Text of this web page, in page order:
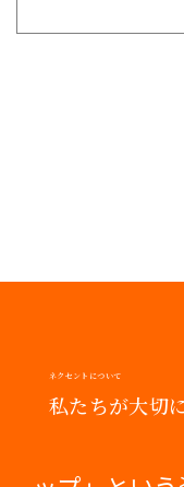
ネクセントについて
私たちが大切